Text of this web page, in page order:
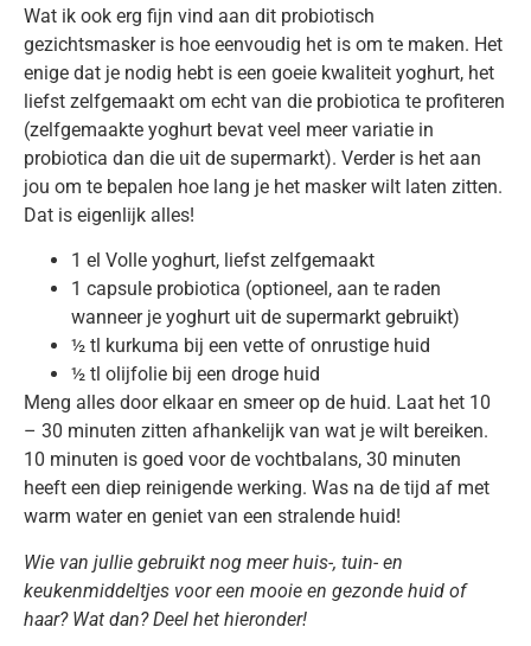
Wat ik ook erg fijn vind aan dit probiotisch
gezichtsmasker is hoe eenvoudig het is om te maken. Het
enige dat je nodig hebt is een goeie kwaliteit yoghurt, het
liefst zelfgemaakt om echt van die probiotica te profiteren
(zelfgemaakte yoghurt bevat veel meer variatie in
probiotica dan die uit de supermarkt). Verder is het aan
jou om te bepalen hoe lang je het masker wilt laten zitten.
Dat is eigenlijk alles!
1 el Volle yoghurt, liefst zelfgemaakt
1 capsule probiotica (optioneel, aan te raden
wanneer je yoghurt uit de supermarkt gebruikt)
½ tl kurkuma bij een vette of onrustige huid
½ tl olijfolie bij een droge huid
Meng alles door elkaar en smeer op de huid. Laat het 10
– 30 minuten zitten afhankelijk van wat je wilt bereiken.
10 minuten is goed voor de vochtbalans, 30 minuten
heeft een diep reinigende werking. Was na de tijd af met
warm water en geniet van een stralende huid!
Wie van jullie gebruikt nog meer huis-, tuin- en
keukenmiddeltjes voor een mooie en gezonde huid of
haar? Wat dan? Deel het hieronder!